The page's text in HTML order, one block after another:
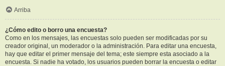
Arriba
¿Cómo edito o borro una encuesta?
Como en los mensajes, las encuestas solo pueden ser modificadas por su
creador original, un moderador o la administración. Para editar una encuesta,
hay que editar el primer mensaje del tema; este siempre esta asociado a la
encuesta. Si nadie ha votado, los usuarios pueden borrar la encuesta o editar